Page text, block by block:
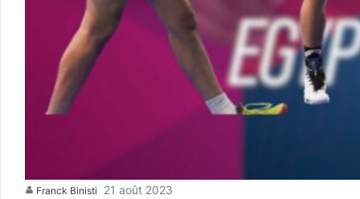
Franck Binisti 21 août 2023